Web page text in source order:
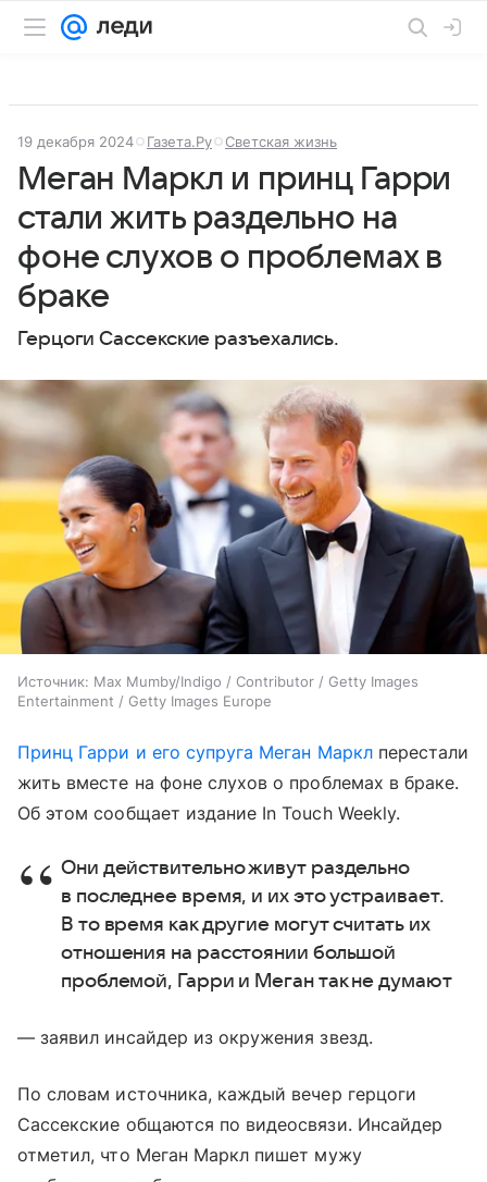
19 декабря 2024 Газета.Ру Светская жизнь
Меган Маркл и принц Гарри
стали жить раздельно на
фоне слухов о проблемах в
браке
Герцоги Сассекские разъехались.
Источник: Max Mumby/Indigo / Contributor / Getty Images
Entertainment / Getty Images Europe
Принц Гарри и его супруга Меган Марклперестали
жить вместе на фоне слухов о проблемах в браке.
Об этом сообщает издание In Touch Weekly.
Они действительно живут раздельно
в последнее время, и их это устраивает.
В то время как другие могут считать их
отношения на расстоянии большой
проблемой, Гарри и Меган так не думают
— заявил инсайдер из окружения звезд.
По словам источника, каждый вечер герцоги
Сассекские общаются по видеосвязи. Инсайдер
отметил, что Меган Маркл пишет мужу